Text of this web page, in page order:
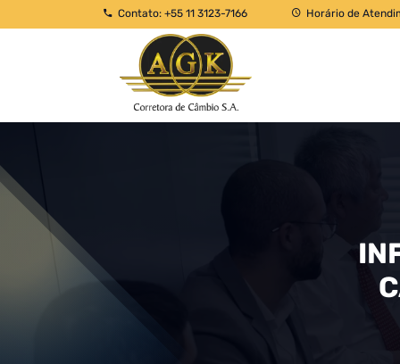
Contato: +55 11 3123-7166 Horário de